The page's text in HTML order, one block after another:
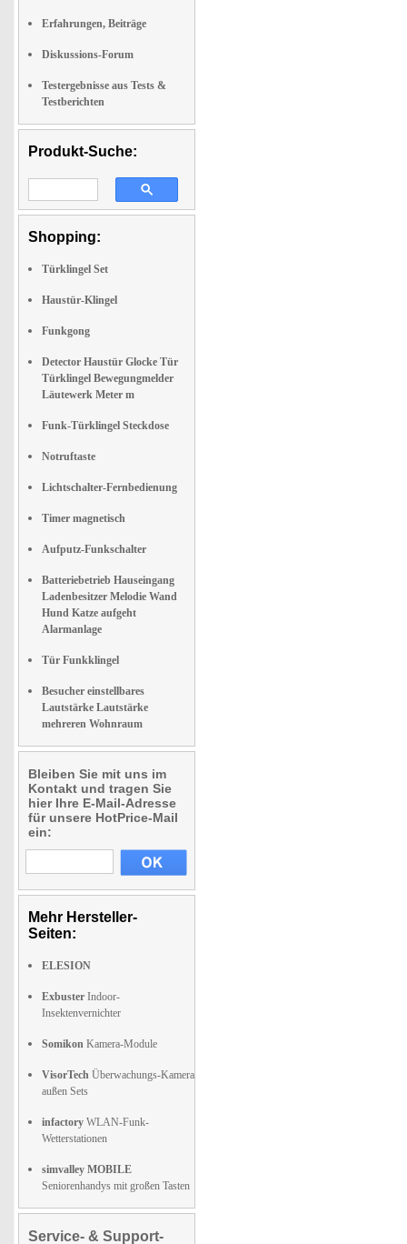
Erfahrungen, Beiträge
Diskussions-Forum
Testergebnisse aus Tests &
Testberichten
Produkt-Suche:
Shopping:
Türklingel Set
Haustür-Klingel
Funkgong
Detector Haustür Glocke Tür
Türklingel Bewegungmelder
Läutewerk Meter m
Funk-Türklingel Steckdose
Notruftaste
Lichtschalter-Fernbedienung
Timer magnetisch
Aufputz-Funkschalter
Batteriebetrieb Hauseingang
Ladenbesitzer Melodie Wand
Hund Katze aufgeht
Alarmanlage
Tür Funkklingel
Besucher einstellbares
Lautstärke Lautstärke
mehreren Wohnraum
Bleiben Sie mit uns im
Kontakt und tragen Sie
hier Ihre E-Mail-Adresse
für unsere HotPrice-Mail
ein:
Mehr Hersteller-
Seiten:
ELESION
Exbuster Indoor-
Insektenvernichter
Somikon Kamera-Module
VisorTech Überwachungs-Kamera
außen Sets
infactory WLAN-Funk-
Wetterstationen
simvalley MOBILE
Seniorenhandys mit großen Tasten
Service- & Support-